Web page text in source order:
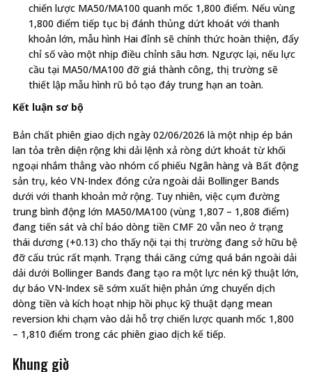
chiến lược MA50/MA100 quanh mốc 1,800 điểm. Nếu vùng
1,800 điểm tiếp tục bị đánh thủng dứt khoát với thanh
khoản lớn, mẫu hình Hai đỉnh sẽ chính thức hoàn thiện, đẩy
chỉ số vào một nhịp điều chỉnh sâu hơn. Ngược lại, nếu lực
cầu tại MA50/MA100 đỡ giá thành công, thị trường sẽ
thiết lập mẫu hình rũ bỏ tạo đáy trung hạn an toàn.
Kết luận sơ bộ
Bản chất phiên giao dịch ngày 02/06/2026 là một nhịp ép bán
lan tỏa trên diện rộng khi dải lệnh xả ròng dứt khoát từ khối
ngoại nhắm thẳng vào nhóm cổ phiếu Ngân hàng và Bất động
sản trụ, kéo VN-Index đóng cửa ngoài dải Bollinger Bands
dưới với thanh khoản mở rộng. Tuy nhiên, việc cụm đường
trung bình động lớn MA50/MA100 (vùng 1,807 – 1,808 điểm)
đang tiến sát và chỉ báo dòng tiền CMF 20 vẫn neo ở trạng
thái dương (+0.13) cho thấy nội tại thị trường đang sở hữu bệ
đỡ cấu trúc rất mạnh. Trạng thái căng cứng quá bán ngoài dải
dải dưới Bollinger Bands đang tạo ra một lực nén kỹ thuật lớn,
dự báo VN-Index sẽ sớm xuất hiện phản ứng chuyển dịch
dòng tiền và kích hoạt nhịp hồi phục kỹ thuật dạng mean
reversion khi chạm vào dải hỗ trợ chiến lược quanh mốc 1,800
– 1,810 điểm trong các phiên giao dịch kế tiếp.
Khung giờ